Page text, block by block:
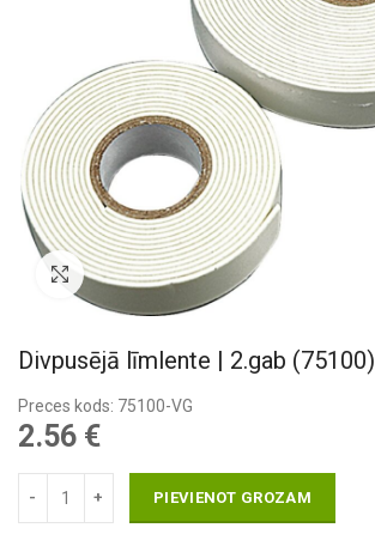
Pietuvināt
Divpusējā līmlente | 2.gab (75100)
Preces kods: 75100-VG
2.56 €
PIEVIENOT GROZAM